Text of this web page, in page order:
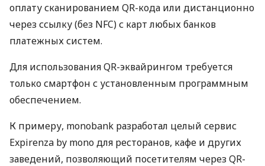
оплату сканированием QR-кода или дистанционно
через ссылку (без NFC) с карт любых банков
платежных систем.
Для использования QR-эквайрингом требуется
только смартфон с установленным программным
обеспечением.
К примеру, monobank разработал целый сервис
Expirenza by mono для ресторанов, кафе и других
заведений, позволяющий посетителям через QR-